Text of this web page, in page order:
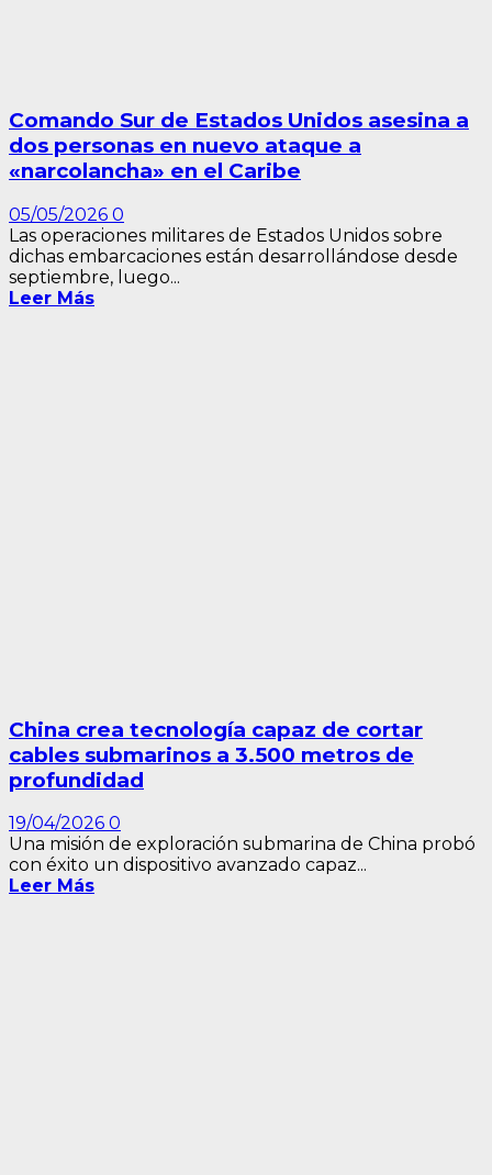
Comando Sur de Estados Unidos asesina a
dos personas en nuevo ataque a
«narcolancha» en el Caribe
05/05/2026 0
Las operaciones militares de Estados Unidos sobre
dichas embarcaciones están desarrollándose desde
septiembre, luego...
Leer Más
China crea tecnología capaz de cortar
cables submarinos a 3.500 metros de
profundidad
19/04/2026 0
Una misión de exploración submarina de China probó
con éxito un dispositivo avanzado capaz...
Leer Más